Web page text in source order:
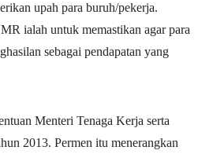
upah para buruh/pekerja.
ialah untuk memastikan agar para
sebagai pendapatan yang
Menteri Tenaga Kerja serta
2013. Permen itu menerangkan